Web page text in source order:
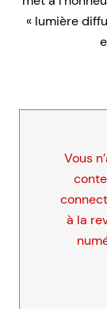
« lumière
Vous
à la